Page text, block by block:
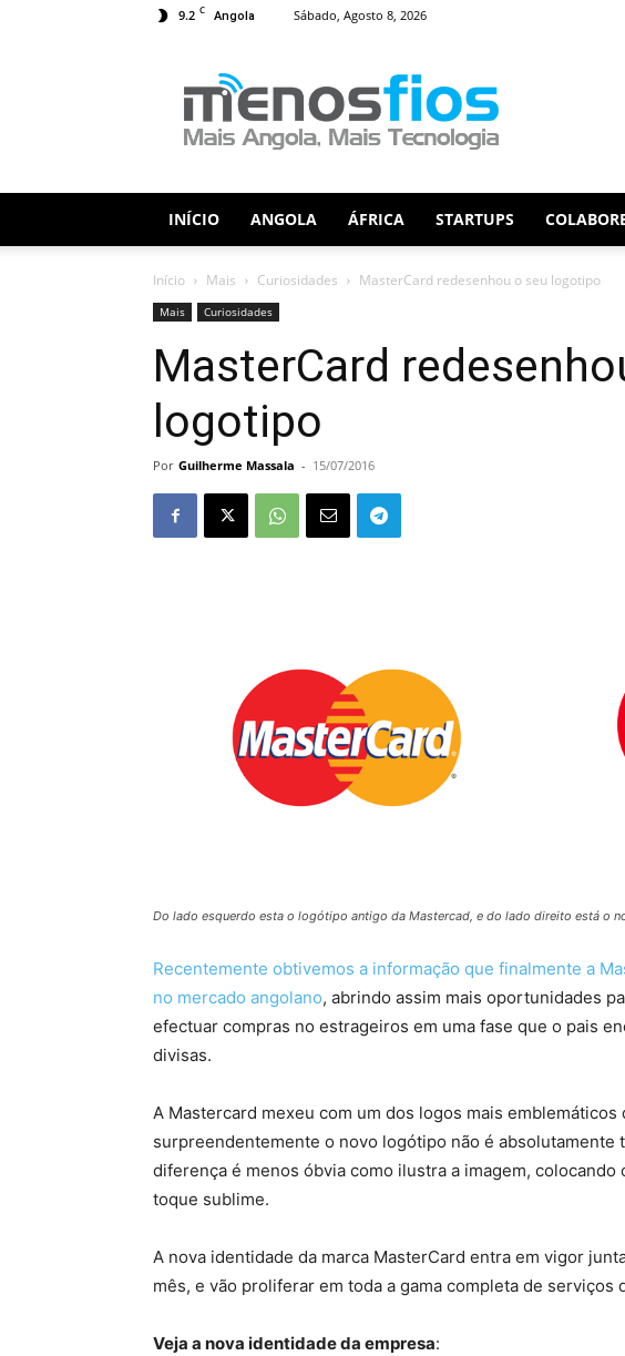
9.2 C Angola Sábado, Agosto 8, 2026
Fios
INÍCIO ANGOLA ÁFRICA STARTUPS
Início Mais Curiosidades MasterCard redesenhou o seu logotipo
Mais Curiosidades
MasterCard
logotipo
Por Guilherme Massala - 15/07/2016
Do lado esquerdo esta o logótipo antigo da Mastercad, e do lado direito está o
Recentemente obtivemos a informação que finalmente a
no mercado angolano, abrindo assim mais oportunidades
efectuar compras no estrageiros em uma fase que o pais
divisas.
A Mastercard mexeu com um dos logos mais
surpreendentemente o novo logótipo não é absolutamente
diferença é menos óbvia como ilustra a imagem,
toque sublime.
A nova identidade da marca MasterCard entra em vigor
mês, e vão proliferar em toda a gama completa de serviços
Veja a nova identidade da empresa: